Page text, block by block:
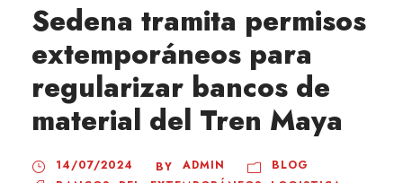
Sedena tramita permisos
extemporáneos para
regularizar bancos de
material del Tren Maya
14/07/2024 BY ADMIN
BLOG